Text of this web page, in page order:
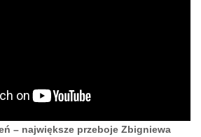
– największe przeboje Zbigniewa